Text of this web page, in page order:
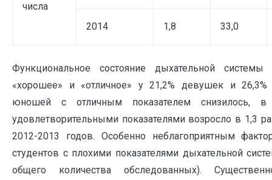
числа
2014 1,8 33,0
Функциональное состояние дыхательной
«хорошее» и «отличное» у 21,2% девушек и
юношей с отличным показателем
удовлетворительными показателями возросло в 1,3
2012-2013 годов. Особенно неблагоприятным
студентов с плохими показателями дыхательной
общего количества обследованных).